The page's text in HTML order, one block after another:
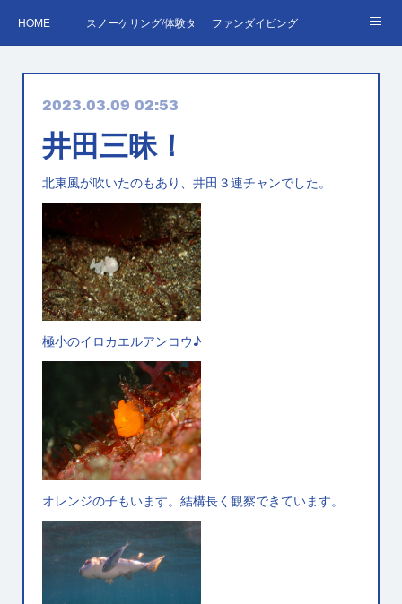
HOME スノーケリング/体験ダイビングファンダイビング
ダイビング・スキルアップレッスン｜プールで安心練習
AOW
プロへの第一歩！ダイブマスターご予約・お問い合わせ
2023.03.09 02:53
井田三昧！
北東風が吹いたのもあり、井田３連チャンでした。
極小のイロカエルアンコウ♪
オレンジの子もいます。結構長く観察できています。